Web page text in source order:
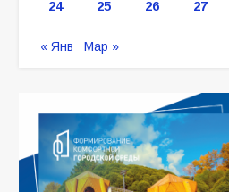
24
25 26 27
« Янв Мар »